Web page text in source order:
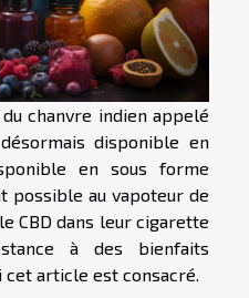
chanvre indien appelé
disponible en
en sous forme
possible au vapoteur de
CBD dans leur cigarette
à des bienfaits
cet article est consacré.